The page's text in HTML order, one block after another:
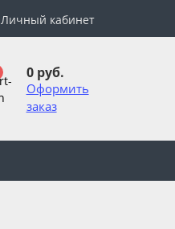
Личный кабинет
0 руб.
Оформить
заказ